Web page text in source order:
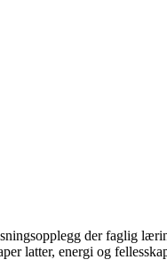
der faglig
latter, energi og